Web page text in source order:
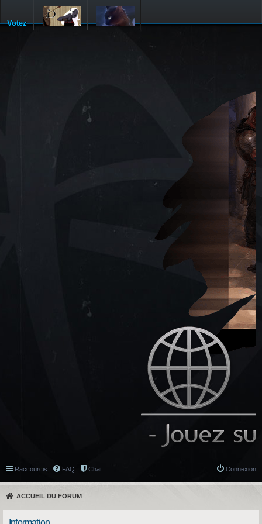
Votez
Raccourcis FAQ Chat Connexion
ACCUEIL DU FORUM